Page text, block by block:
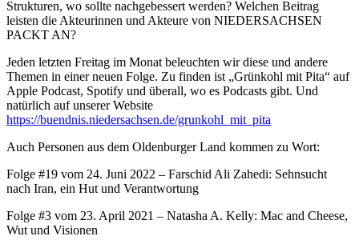
Strukturen, wo sollte nachgebessert werden? Welchen Beitrag
leisten die Akteurinnen und Akteure von NIEDERSACHSEN
PACKT AN?
Jeden letzten Freitag im Monat beleuchten wir diese und andere
Themen in einer neuen Folge. Zu finden ist „Grünkohl mit Pita“ auf
Apple Podcast, Spotify und überall, wo es Podcasts gibt. Und
natürlich auf unserer Website
https://buendnis.niedersachsen.de/grunkohl_mit_pita
Auch Personen aus dem Oldenburger Land kommen zu Wort:
Folge #19 vom 24. Juni 2022 – Farschid Ali Zahedi: Sehnsucht
nach Iran, ein Hut und Verantwortung
Folge #3 vom 23. April 2021 – Natasha A. Kelly: Mac and Cheese,
Wut und Visionen